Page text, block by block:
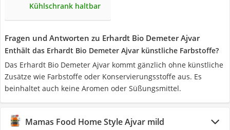
Kühlschrank haltbar
Fragen und Antworten zu Erhardt Bio Demeter Ajvar
Enthält das Erhardt Bio Demeter Ajvar künstliche Farbstoffe?
Das Erhardt Bio Demeter Ajvar kommt gänzlich ohne künstliche
Zusätze wie Farbstoffe oder Konservierungsstoffe aus. Es
beinhaltet auch keine Aromen oder Süßungsmittel.
Mamas Food Home Style Ajvar mild